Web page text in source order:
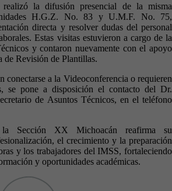
la difusión presencial de la misma
H.G.Z. No. 83 y U.M.F. No. 75,
directa y resolver dudas del personal
Estas visitas estuvieron a cargo de la
y contaron nuevamente con el apoyo
Revisión de Plantillas.
conectarse a la Videoconferencia o requieren
se pone a disposición el contacto del Dr.
de Asuntos Técnicos, en el teléfono
la Sección XX Michoacán reafirma su
el crecimiento y la preparación
y los trabajadores del IMSS, fortaleciendo
y oportunidades académicas.